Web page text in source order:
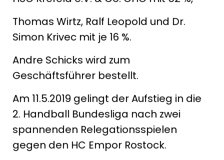
Thomas Wirtz, Ralf Leopold und Dr.
Simon Krivec mit je 16 %.
Andre Schicks wird zum
Geschäftsführer bestellt.
Am 11.5.2019 gelingt der Aufstieg in die
2. Handball Bundesliga nach zwei
spannenden Relegationsspielen
gegen den HC Empor Rostock.